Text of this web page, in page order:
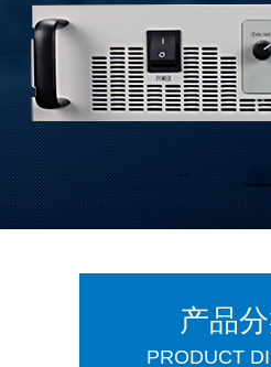
产品
PRODUCT